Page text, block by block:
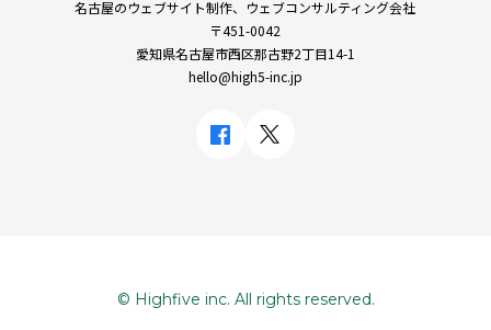
名古屋のウェブサイト制作、ウェブコンサルティング会社
〒451-0042
愛知県名古屋市西区那古野2丁目14-1
hello@high5-inc.jp
© Highfive inc. All rights reserved.